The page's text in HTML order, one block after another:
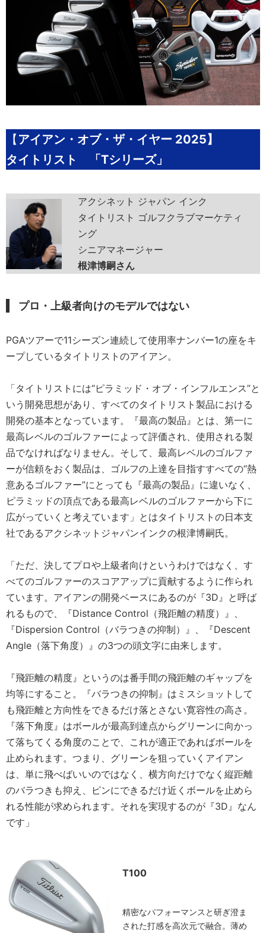
【 アイアン・オブ・ザ・イヤー 2025】
タイトリスト 「Tシリーズ」
アクシネット ジャパン インク
タイトリスト ゴルフクラブマーケティ
ング
シニアマネージャー
根津博嗣さん
プロ・上級者向けのモデルではない
PGAツアーで11シーズン連続して使用率ナンバー1の座をキ
ープしているタイトリストのアイアン。
「タイトリストには“ピラミッド・オブ・インフルエンス”と
いう開発思想があり、すべてのタイトリスト製品における
開発の基本となっています。『最高の製品』とは、第一に
最高レベルのゴルファーによって評価され、使用される製
品でなければなりません。そして、最高レベルのゴルファ
ーが信頼をおく製品は、ゴルフの上達を目指すすべての“熱
意あるゴルファー”にとっても『最高の製品』に違いなく、
ピラミッドの頂点である最高レベルのゴルファーから下に
広がっていくと考えています」とはタイトリストの日本支
社であるアクシネットジャパンインクの根津博嗣氏。
「ただ、決してプロや上級者向けというわけではなく、す
べてのゴルファーのスコアアップに貢献するように作られ
ています。アイアンの開発ベースにあるのが『3D』と呼ば
れるもので、『Distance Control（飛距離の精度）』、
『Dispersion Control（バラつきの抑制）』、『Descent
Angle（落下角度）』の3つの頭文字に由来します。
『飛距離の精度』というのは番手間の飛距離のギャップを
均等にすること。『バラつきの抑制』はミスショットして
も飛距離と方向性をできるだけ落とさない寛容性の高さ。
『落下角度』はボールが最高到達点からグリーンに向かっ
て落ちてくる角度のことで、これが適正であればボールを
止められます。つまり、グリーンを狙っていくアイアン
は、単に飛べばいいのではなく、横方向だけでなく縦距離
のバラつきも抑え、ピンにできるだけ近くボールを止めら
れる性能が求められます。それを実現するのが『3D』なん
です」
T100
精密なパフォーマンスと研ぎ澄ま
された打感を高次元で融合。薄め